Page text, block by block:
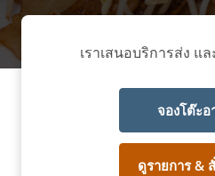
เราเสนอบริการส่ง แ
จองโต๊ะอ
ดูรายการ &